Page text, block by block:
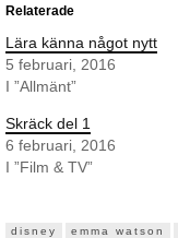
Relaterade
Lära känna något nytt
5 februari, 2016
I ”Allmänt”
Skräck del 1
6 februari, 2016
I ”Film & TV”
disney emma watson